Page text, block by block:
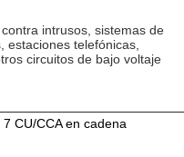
intrusos, sistemas de
estaciones telefónicas,
circuitos de bajo voltaje
CU/CCA en cadena